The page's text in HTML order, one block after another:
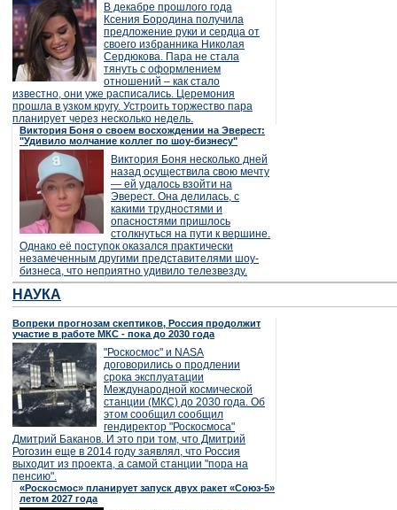
В декабре прошлого года
Ксения Бородина получила
предложение руки и сердца от
своего избранника Николая
Сердюкова. Пара не стала
тянуть с оформлением
отношений – как стало
известно, они уже расписались. Церемония
прошла в узком кругу. Устроить торжество пара
планирует через несколько недель.
Виктория Боня о своем восхождении на Эверест:
"Удивило молчание коллег по шоу-бизнесу"
Виктория Боня несколько дней
назад осуществила свою мечту
— ей удалось взойти на
Эверест. Она делилась, с
какими трудностями и
опасностями пришлось
столкнуться на пути к вершине.
Однако её поступок оказался практически
незамеченным другими представителями шоу-
бизнеса, что неприятно удивило телезвезду.
НАУКА
Вопреки прогнозам скептиков, Россия продолжит
участие в работе МКС - пока до 2030 года
"Роскосмос" и NASA
договорились о продлении
срока эксплуатации
Международной космической
станции (МКС) до 2030 года. Об
этом сообщил сообщил
гендиректор "Роскосмоса"
Дмитрий Баканов. И это при том, что Дмитрий
Рогозин еще в 2014 году заявлял, что Россия
выходит из проекта, а самой станции "пора на
пенсию".
«Роскосмос» планирует запуск двух ракет «Союз-5»
летом 2027 года